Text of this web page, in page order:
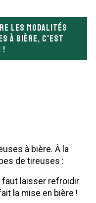
les modalités
à bière, c'est
!
à bière. À la
de tireuses :
faut laisser refroidir
la mise en bière !